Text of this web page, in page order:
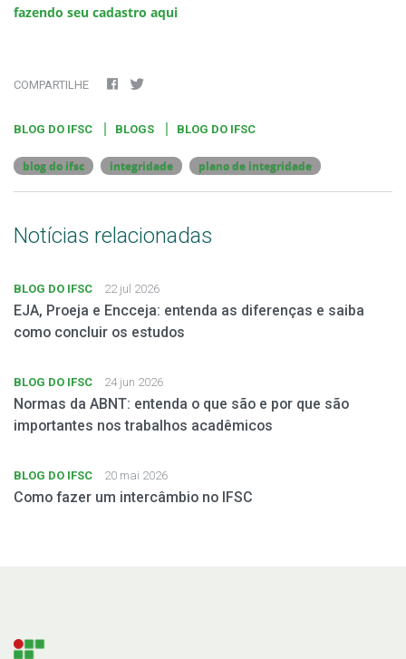
fazendo seu cadastro aqui
COMPARTILHE
BLOG DO IFSC BLOGS BLOG DO IFSC
blog do ifsc integridade plano de integridade
Notícias relacionadas
BLOG DO IFSC 22 jul 2026
EJA, Proeja e Encceja: entenda as diferenças e saiba
como concluir os estudos
BLOG DO IFSC 24 jun 2026
Normas da ABNT: entenda o que são e por que são
importantes nos trabalhos acadêmicos
BLOG DO IFSC 20 mai 2026
Como fazer um intercâmbio no IFSC